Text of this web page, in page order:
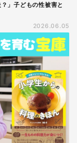
」子どもの性被害と
2026.06.05